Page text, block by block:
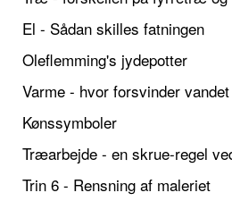
El - Sådan skilles fatningen
Oleflemming's jydepotter
Varme - hvor forsvinder
Kønssymboler
Træarbejde - en skrue-regel
Trin 6 - Rensning af maleriet